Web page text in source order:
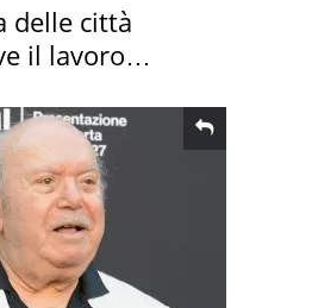
delle città
il lavoro